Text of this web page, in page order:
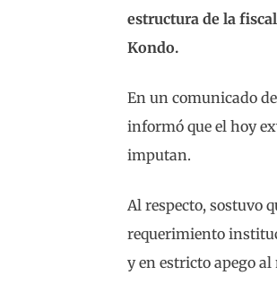
estructura de la
Kondo.
En un comunicado
informó que el hoy
imputan.
Al respecto, sostuvo
requerimiento
y en estricto apego al